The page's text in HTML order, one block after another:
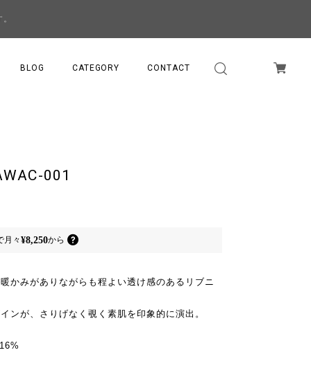
BLOG CATEGORY CONTACT
001
月々¥8,250から
かみがありながらも程よい透け感のあるリブニ
ンが、さりげなく覗く素肌を印象的に演出。